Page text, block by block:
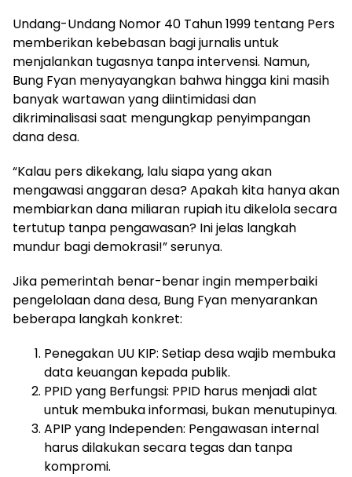
Undang-Undang Nomor 40 Tahun 1999 tentang Pers
memberikan kebebasan bagi jurnalis untuk
menjalankan tugasnya tanpa intervensi. Namun,
Bung Fyan menyayangkan bahwa hingga kini masih
banyak wartawan yang diintimidasi dan
dikriminalisasi saat mengungkap penyimpangan
dana desa.
“Kalau pers dikekang, lalu siapa yang akan
mengawasi anggaran desa? Apakah kita hanya akan
membiarkan dana miliaran rupiah itu dikelola secara
tertutup tanpa pengawasan? Ini jelas langkah
mundur bagi demokrasi!” serunya.
Jika pemerintah benar-benar ingin memperbaiki
pengelolaan dana desa, Bung Fyan menyarankan
beberapa langkah konkret:
Penegakan UU KIP: Setiap desa wajib membuka
data keuangan kepada publik.
PPID yang Berfungsi: PPID harus menjadi alat
untuk membuka informasi, bukan menutupinya.
APIP yang Independen: Pengawasan internal
harus dilakukan secara tegas dan tanpa
kompromi.